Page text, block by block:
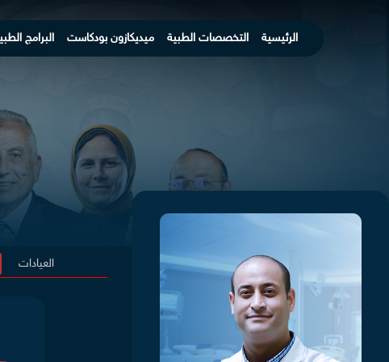
الرئيسية التخصصات الطبية ميديكازون بودكاست البرامج
العيادات